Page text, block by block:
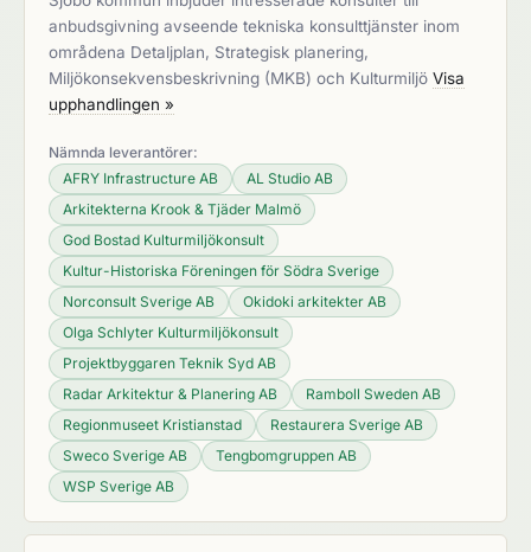
anbudsgivning avseende tekniska konsulttjänster inom
områdena Detaljplan, Strategisk planering,
Miljökonsekvensbeskrivning (MKB) och Kulturmiljö Visa
upphandlingen »
Nämnda leverantörer:
AFRY Infrastructure AB
AL Studio AB
Arkitekterna Krook & Tjäder Malmö
God Bostad Kulturmiljökonsult
Kultur-Historiska Föreningen för Södra Sverige
Norconsult Sverige AB
Okidoki arkitekter AB
Olga Schlyter Kulturmiljökonsult
Projektbyggaren Teknik Syd AB
Radar Arkitektur & Planering AB
Ramboll Sweden AB
Regionmuseet Kristianstad
Restaurera Sverige AB
Sweco Sverige AB
Tengbomgruppen AB
WSP Sverige AB